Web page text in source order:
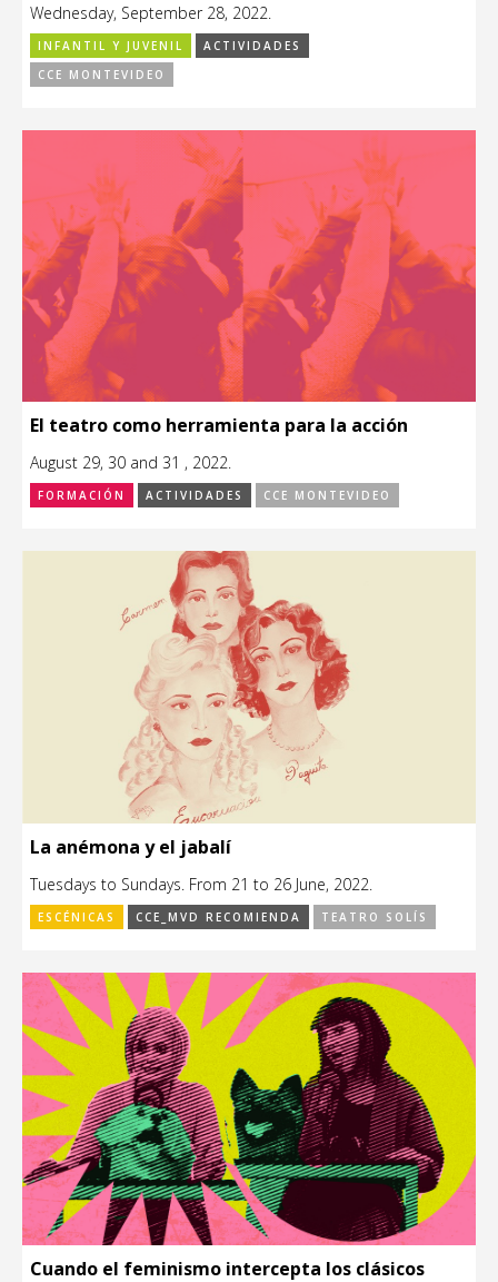
Wednesday, September 28, 2022.
INFANTIL Y JUVENIL
ACTIVIDADES
CCE MONTEVIDEO
El teatro como herramienta para la acción
August 29, 30 and 31 , 2022.
FORMACIÓN ACTIVIDADES CCE MONTEVIDEO
La anémona y el jabalí
Tuesdays to Sundays. From 21 to 26 June, 2022.
ESCÉNICAS CCE_MVD RECOMIENDA TEATRO SOLÍS
Cuando el feminismo intercepta los clásicos